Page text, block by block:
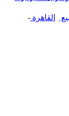
القاهرة -